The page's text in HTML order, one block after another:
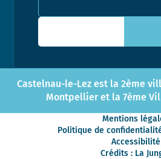
Castelnau-le-Lez est la 2ème
Montpellier et la 7ème
Mentions
Politique de
Accessibilité
Crédits : La